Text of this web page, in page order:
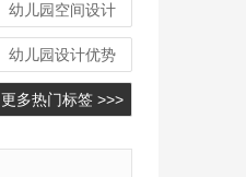
幼儿园空间设计
幼儿园设计优势
更多热门标签 >>>